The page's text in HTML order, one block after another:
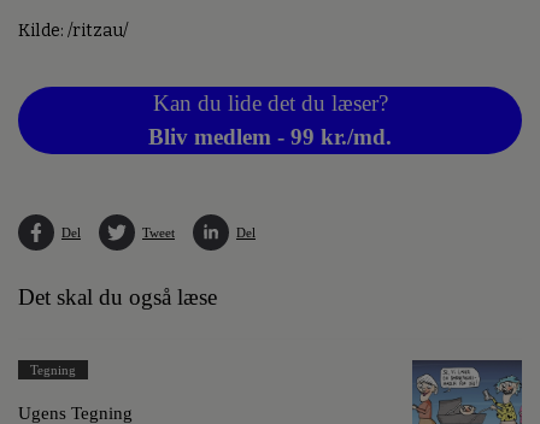
Kilde: /ritzau/
Kan du lide det du læser?
Bliv medlem - 99 kr./md.
Del Tweet Del
Det skal du også læse
Tegning
Ugens Tegning